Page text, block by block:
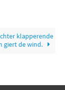
klapperende
giert de wind.